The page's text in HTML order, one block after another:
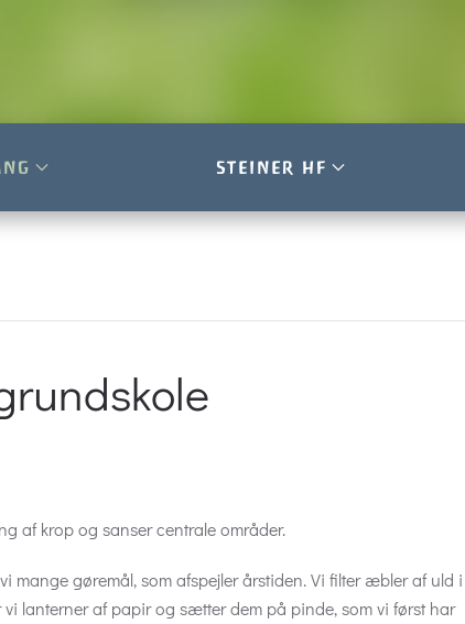
STEINER HF
af krop og sanser centrale områder.
gøremål, som afspejler årstiden. Vi filter æbler af uld i
lanterner af papir og sætter dem på pinde, som vi først har